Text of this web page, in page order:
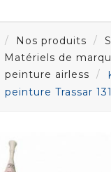
Nos produits
Matériels de
peinture airless
peinture Trassar 131